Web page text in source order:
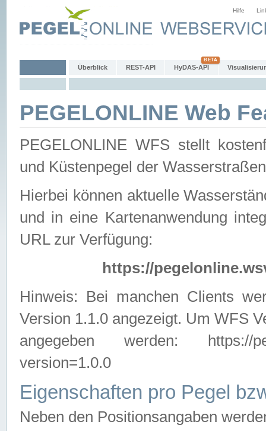
Hilfe
Überblick REST-API HyDAS-API
PEGELONLINE Web
PEGELONLINE WFS stellt
und Küstenpegel der
Hierbei können aktuelle
und in eine Kartenanwendung
URL zur Verfügung:
https://
Hinweis: Bei manchen Clients
Version 1.1.0 angezeigt. Um WFS
angegeben werden: https://
version=1.0.0
Eigenschaften pro Pegel
Neben den Positionsangaben